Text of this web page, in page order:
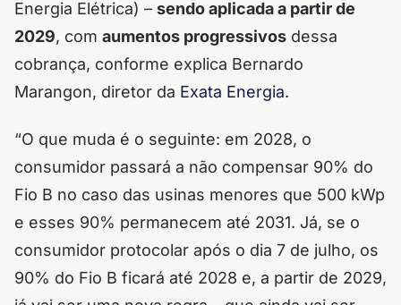
Energia Elétrica) – sendo aplicada a partir de
2029, com aumentos progressivos dessa
cobrança, conforme explica Bernardo
Marangon, diretor da Exata Energia.
“O que muda é o seguinte: em 2028, o
consumidor passará a não compensar 90% do
Fio B no caso das usinas menores que 500 kWp
e esses 90% permanecem até 2031. Já, se o
consumidor protocolar após o dia 7 de julho, os
90% do Fio B ficará até 2028 e, a partir de 2029,